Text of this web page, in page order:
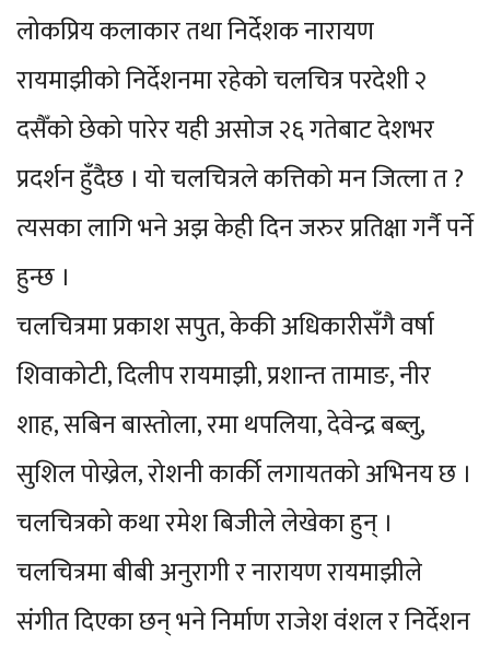
लोकप्रिय कलाकार तथा निर्देशक नारायण
रायमाझीको निर्देशनमा रहेको चलचित्र परदेशी २
दसैँको छेको पारेर यही असोज २६ गतेबाट देशभर
प्रदर्शन हुँदैछ । यो चलचित्रले कत्तिको मन जित्ला त ?
त्यसका लागि भने अझ केही दिन जरुर प्रतिक्षा गर्नै पर्ने
हुन्छ ।
चलचित्रमा प्रकाश सपुत, केकी अधिकारीसँगै वर्षा
शिवाकोटी, दिलीप रायमाझी, प्रशान्त तामाङ, नीर
शाह, सबिन बास्तोला, रमा थपलिया, देवेन्द्र बब्लु,
सुशिल पोख्रेल, रोशनी कार्की लगायतको अभिनय छ ।
चलचित्रको कथा रमेश बिजीले लेखेका हुन् ।
चलचित्रमा बीबी अनुरागी र नारायण रायमाझीले
संगीत दिएका छन् भने निर्माण राजेश वंशल र निर्देशन